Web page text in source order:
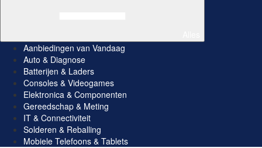
Aanbiedingen van Vandaag
Auto & Diagnose
Batterijen & Laders
Consoles & Videogames
Elektronica & Componenten
Gereedschap & Meting
IT & Connectiviteit
Solderen & Reballing
Mobiele Telefoons & Tablets